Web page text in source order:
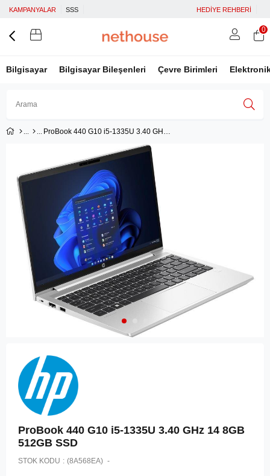
KAMPANYALAR SSS HEDİYE REHBERİ
Bilgisayar Bilgisayar Bileşenleri Çevre Birimleri
Google İle Bağlan
0
ProBook 440 G10 i5-1335U 3.40 GHz 14 8GB 512GB SSD
ProBook 440 G10 i5-1335U 3.40 GHz 14 8GB
512GB SSD
STOK KODU (8A568EA)